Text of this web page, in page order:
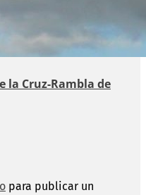
la Cruz-Rambla de
para publicar un